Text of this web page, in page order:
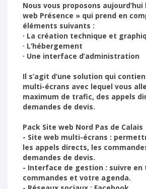
Nous vous proposons aujourd’hui
web Présence » qui prend en
éléments suivants :
· La création technique et
· L’hébergement
· Une interface d’administration
Il s’agit d’une solution qui
multi-écrans avec lequel vous
maximum de trafic, des appels
demandes de devis.
Pack Site web Nord Pas de Calais
- Site web multi-écrans :
les appels directs, les
demandes de devis.
- Interface de gestion : suivre en
commandes et votre agenda.